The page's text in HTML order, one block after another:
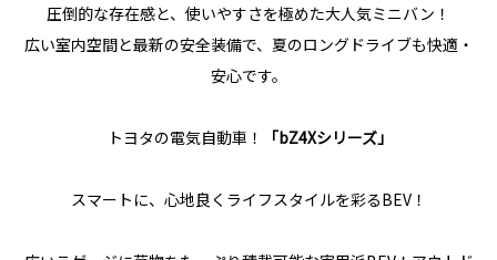
圧倒的な存在感と、使いやすさを極めた大人気ミニバン！
広い室内空間と最新の安全装備で、夏のロングドライブも快適・
安心です。
トヨタの電気自動車！ 「bZ4Xシリーズ」
スマートに、心地良くライフスタイルを彩るBEV！